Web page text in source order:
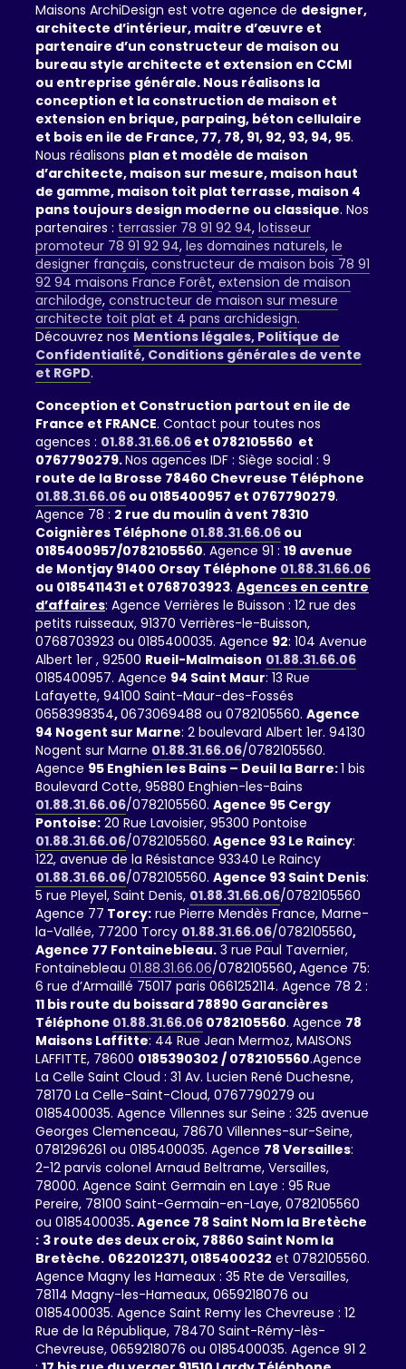
Maisons ArchiDesign est votre agence de designer,
architecte d’intérieur, maitre d’œuvre et
partenaire d’un constructeur de maison ou
bureau style architecte et extension en CCMI
ou entreprise générale. Nous réalisons la
conception et la construction de maison et
extension en brique, parpaing, béton cellulaire
et bois en ile de France, 77, 78, 91, 92, 93, 94, 95.
Nous réalisons plan et modèle de maison
d’architecte, maison sur mesure, maison haut
de gamme, maison toit plat terrasse, maison 4
pans toujours design moderne ou classique. Nos
partenaires : terrassier 78 91 92 94, lotisseur
promoteur 78 91 92 94, les domaines naturels, le
designer français, constructeur de maison bois 78 91
92 94 maisons France Forêt, extension de maison
archilodge, constructeur de maison sur mesure
architecte toit plat et 4 pans archidesign.
Découvrez nos Mentions légales, Politique de
Confidentialité, Conditions générales de vente
et RGPD.
Conception et Construction partout en ile de
France et FRANCE. Contact pour toutes nos
agences : 01.88.31.66.06 et 0782105560 et
0767790279.Nos agences IDF : Siège social : 9
route de la Brosse 78460 Chevreuse Téléphone
01.88.31.66.06 ou 0185400957 et 0767790279.
Agence 78 : 2 rue du moulin à vent 78310
Coignières Téléphone 01.88.31.66.06 ou
0185400957/0782105560. Agence 91 : 19 avenue
de Montjay 91400 Orsay Téléphone 01.88.31.66.06
ou 0185411431 et 0768703923. Agences en centre
d’affaires: Agence Verrières le Buisson : 12 rue des
petits ruisseaux, 91370 Verrières-le-Buisson,
0768703923 ou 0185400035. Agence 92: 104 Avenue
Albert 1er , 92500 Rueil-Malmaison 01.88.31.66.06
0185400957. Agence 94 Saint Maur: 13 Rue
Lafayette, 94100 Saint-Maur-des-Fossés
0658398354,0673069488 ou 0782105560. Agence
94 Nogent sur Marne: 2 boulevard Albert 1er. 94130
Nogent sur Marne 01.88.31.66.06/0782105560.
Agence 95 Enghien les Bains – Deuil la Barre:1 bis
Boulevard Cotte, 95880 Enghien-les-Bains
01.88.31.66.06/0782105560. Agence 95 Cergy
Pontoise: 20 Rue Lavoisier, 95300 Pontoise
01.88.31.66.06/0782105560. Agence 93 Le Raincy:
122, avenue de la Résistance 93340 Le Raincy
01.88.31.66.06/0782105560. Agence 93 Saint Denis:
5 rue Pleyel, Saint Denis, 01.88.31.66.06/0782105560
Agence 77 Torcy: rue Pierre Mendès France, Marne-
la-Vallée, 77200 Torcy 01.88.31.66.06/0782105560,
Agence 77 Fontainebleau. 3 rue Paul Tavernier,
Fontainebleau 01.88.31.66.06/0782105560,Agence 75:
6 rue d’Armaillé 75017 paris 0661252114. Agence 78 2 :
11 bis route du boissard 78890 Garancières
Téléphone 01.88.31.66.06 0782105560. Agence 78
Maisons Laffitte: 44 Rue Jean Mermoz, MAISONS
LAFFITTE, 78600 0185390302 / 0782105560.Agence
La Celle Saint Cloud : 31 Av. Lucien René Duchesne,
78170 La Celle-Saint-Cloud, 0767790279 ou
0185400035. Agence Villennes sur Seine : 325 avenue
Georges Clemenceau, 78670 Villennes-sur-Seine,
0781296261 ou 0185400035. Agence 78 Versailles:
2-12 parvis colonel Arnaud Beltrame, Versailles,
78000. Agence Saint Germain en Laye : 95 Rue
Pereire, 78100 Saint-Germain-en-Laye, 0782105560
ou 0185400035. Agence 78 Saint Nom la Bretèche
: 3 route des deux croix, 78860 Saint Nom la
Bretèche. 0622012371, 0185400232 et 0782105560.
Agence Magny les Hameaux : 35 Rte de Versailles,
78114 Magny-les-Hameaux, 0659218076 ou
0185400035. Agence Saint Remy les Chevreuse : 12
Rue de la République, 78470 Saint-Rémy-lès-
Chevreuse, 0659218076 ou 0185400035. Agence 91 2